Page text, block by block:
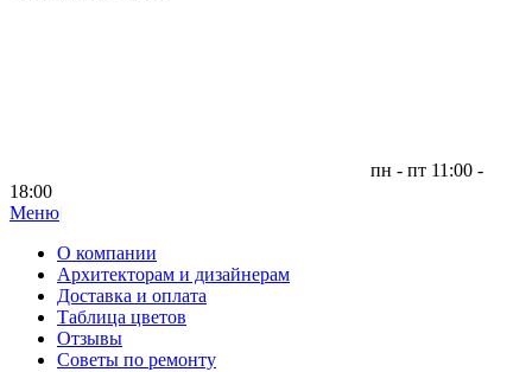
пн - пт 11:00 -
18:00
Меню|
О компании
Архитекторам и дизайнерам
Доставка и оплата
Таблица цветов
Отзывы
Советы по ремонту